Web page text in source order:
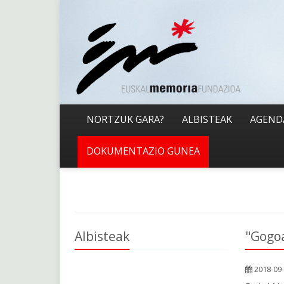
NORTZUK GARA? ALBISTEAK
DOKUMENTAZIO GUNEA
Albisteak
2018-